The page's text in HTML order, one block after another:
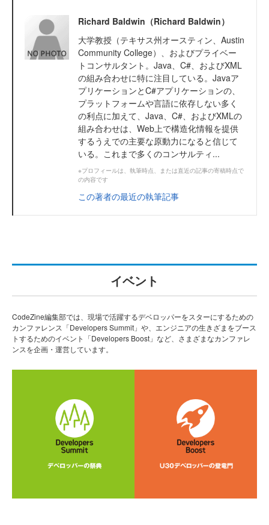
Richard Baldwin（Richard Baldwin）
大学教授（テキサス州オースティン、Austin
Community College）、およびプライベー
トコンサルタント。Java、C#、およびXML
の組み合わせに特に注目している。Javaア
プリケーションとC#アプリケーションの、
プラットフォームや言語に依存しない多く
の利点に加えて、Java、C#、およびXMLの
組み合わせは、Web上で構造化情報を提供
するうえでの主要な原動力になると信じて
いる。これまで多くのコンサルティ...
※プロフィールは、執筆時点、または直近の記事の寄稿時点で
の内容です
この著者の最近の執筆記事
イベント
CodeZine編集部では、現場で活躍するデベロッパーをスターにするための
カンファレンス「Developers Summit」や、エンジニアの生きざまをブース
トするためのイベント「Developers Boost」など、さまざまなカンファレ
ンスを企画・運営しています。